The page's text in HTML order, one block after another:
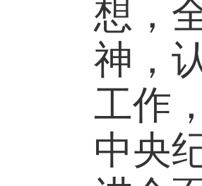
想，
神，
工作
中央